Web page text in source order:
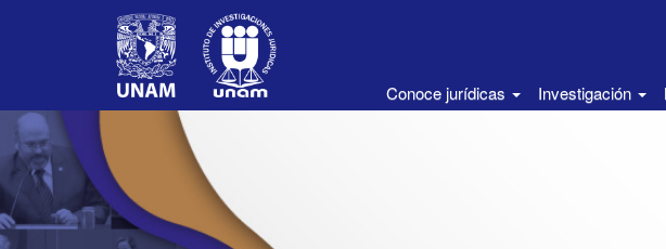
Conoce jurídicas Investigación